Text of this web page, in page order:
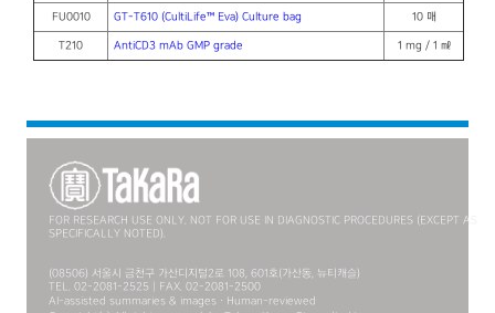
FU0010 GT-T610 (CultiLife™ Eva) Culture bag 10 매
T210 AntiCD3 mAb GMP grade 1 mg / 1 ㎖
FOR RESEARCH USE ONLY. NOT FOR USE IN DIAGNOSTIC PROCEDURES (EXCEPT AS
SPECIFICALLY NOTED).
(08506) 서울시 금천구 가산디지털2로 108, 601호(가산동, 뉴티캐슬)
TEL. 02-2081-2525 | FAX. 02-2081-2500
AI-assisted summaries & images · Human-reviewed